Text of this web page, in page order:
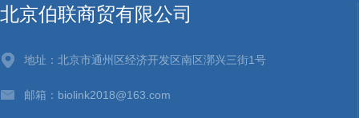
北京伯联商贸有限公司
地址：北京市通州区经济开发区南区漷兴三街1号
邮箱：biolink2018@163.com